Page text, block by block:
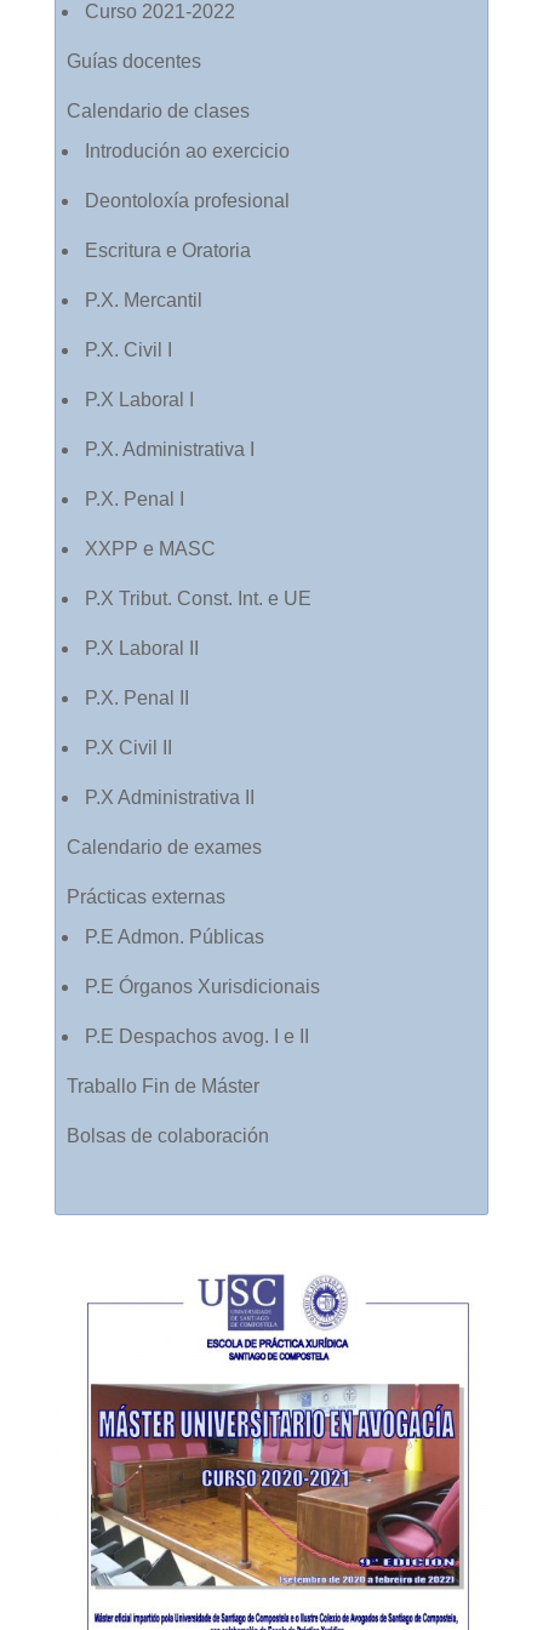
Curso 2021-2022
Guías docentes
Calendario de clases
Introdución ao exercicio
Deontoloxía profesional
Escritura e Oratoria
P.X. Mercantil
P.X. Civil I
P.X Laboral I
P.X. Administrativa I
P.X. Penal I
XXPP e MASC
P.X Tribut. Const. Int. e UE
P.X Laboral II
P.X. Penal II
P.X Civil II
P.X Administrativa II
Calendario de exames
Prácticas externas
P.E Admon. Públicas
P.E Órganos Xurisdicionais
P.E Despachos avog. I e II
Traballo Fin de Máster
Bolsas de colaboración